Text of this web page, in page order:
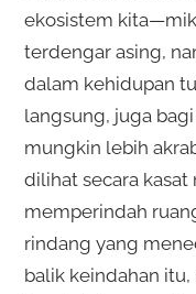
ekosistem
terdengar asing,
dalam kehidupan
langsung, juga
mungkin lebih
dilihat secara kasat
memperindah
rindang yang
balik keindahan